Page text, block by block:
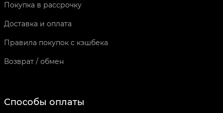
Покупка в рассрочку
Доставка и оплата
Правила покупок с кэшбека
Возврат / обмен
Способы оплаты